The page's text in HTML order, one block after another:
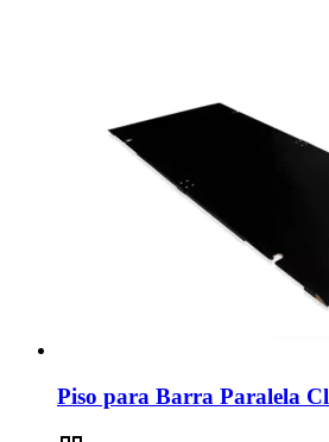
Piso para Barra Paralela